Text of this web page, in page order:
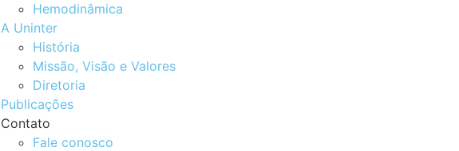
Hemodinâmica
A Uninter
História
Missão, Visão e Valores
Diretoria
Publicações
Contato
Fale conosco